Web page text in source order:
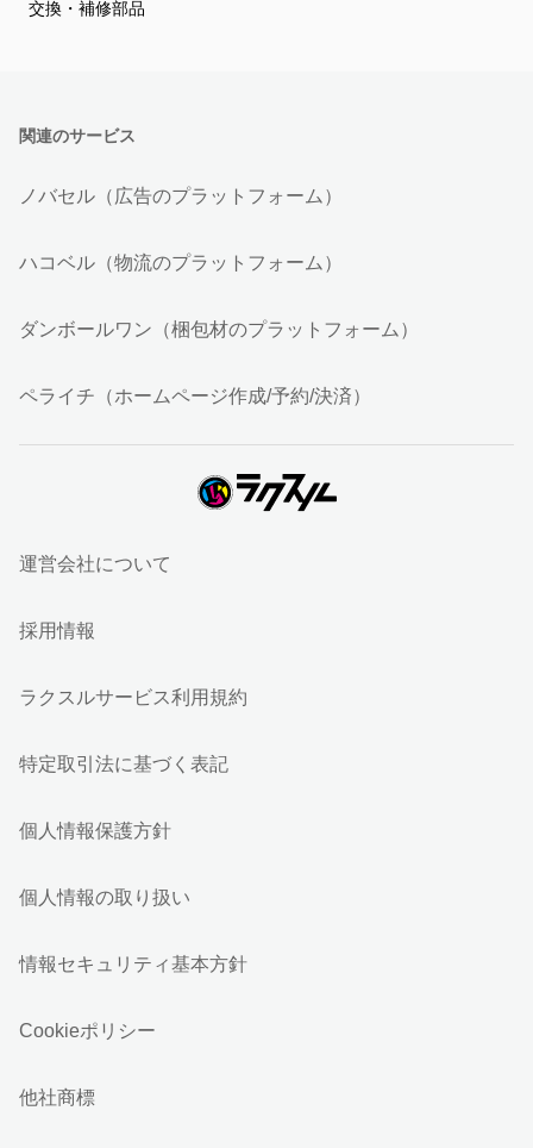
交換・補修部品
関連のサービス
ノバセル（広告のプラットフォーム）
ハコベル（物流のプラットフォーム）
ダンボールワン（梱包材のプラットフォーム）
ペライチ（ホームページ作成/予約/決済）
運営会社について
採用情報
ラクスルサービス利用規約
特定取引法に基づく表記
個人情報保護方針
個人情報の取り扱い
情報セキュリティ基本方針
Cookieポリシー
他社商標